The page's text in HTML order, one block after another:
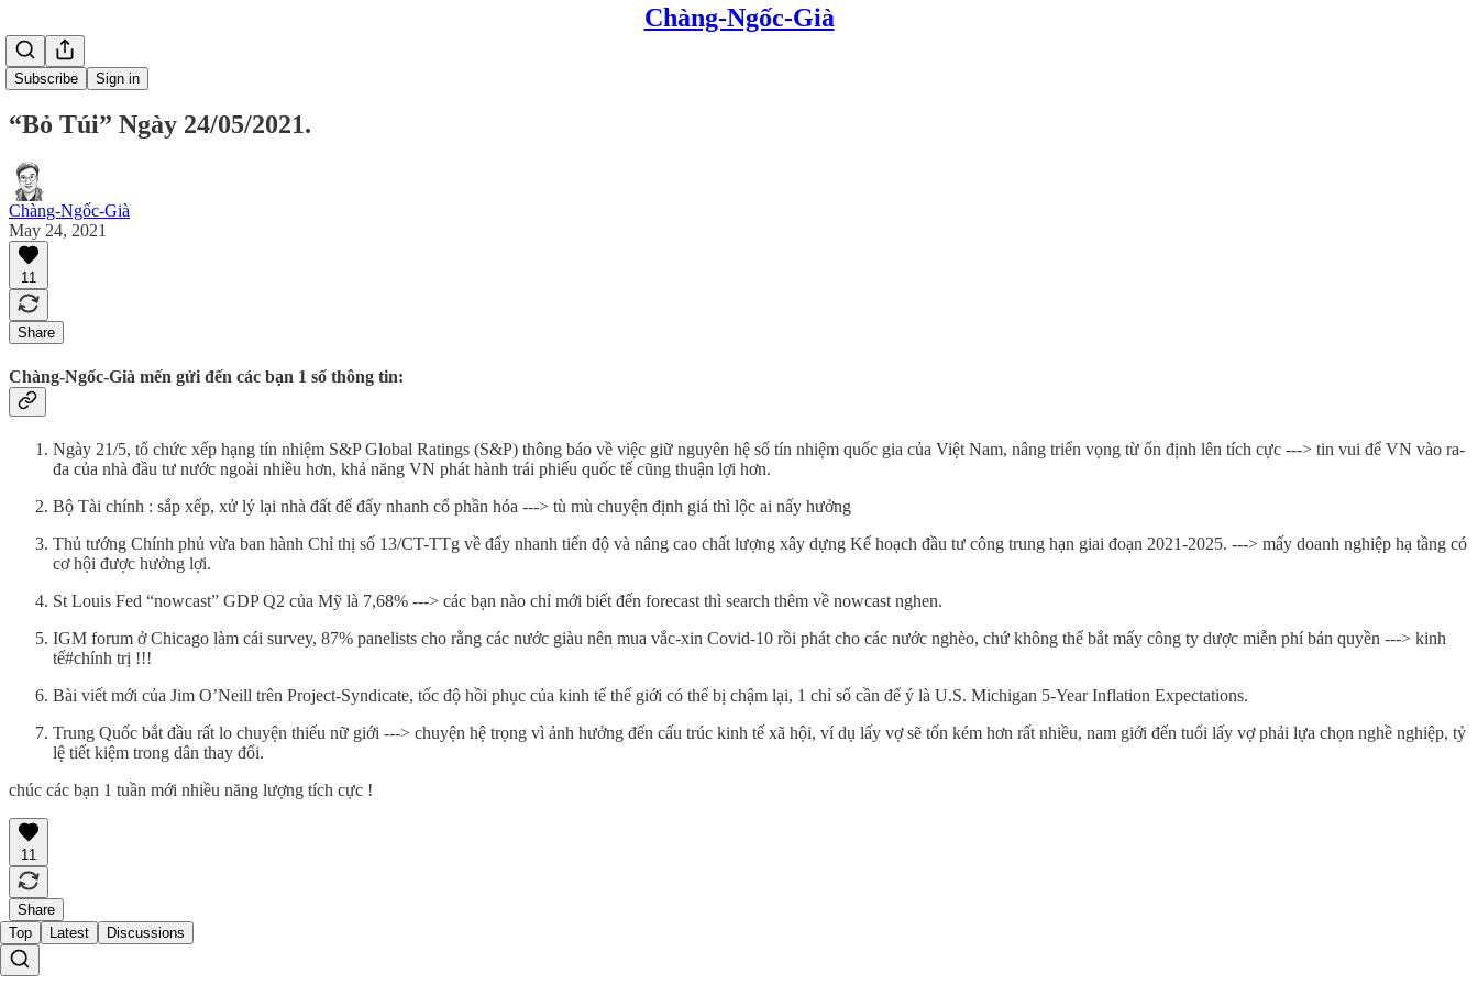
Chàng-Ngốc-Già
Subscribe Sign in
“Bỏ Túi” Ngày 24/05/2021.
Chàng-Ngốc-Già
May 24, 2021
11
Share
Chàng-Ngốc-Già mến gửi đến các bạn 1 số thông tin:
Ngày 21/5, tổ chức xếp hạng tín nhiệm S&P Global Ratings (S&P) thông báo về việc giữ nguyên hệ số tín nhiệm quốc gia của Việt Nam, nâng triển vọng từ ổn định lên tích cực ---> tin vui để VN vào ra-
đa của nhà đầu tư nước ngoài nhiều hơn, khả năng VN phát hành trái phiếu quốc tế cũng thuận lợi hơn.
Bộ Tài chính : sắp xếp, xử lý lại nhà đất để đẩy nhanh cổ phần hóa ---> tù mù chuyện định giá thì lộc ai nấy hưởng
Thủ tướng Chính phủ vừa ban hành Chỉ thị số 13/CT-TTg về đẩy nhanh tiến độ và nâng cao chất lượng xây dựng Kế hoạch đầu tư công trung hạn giai đoạn 2021-2025. ---> mấy doanh nghiệp hạ tầng có
cơ hội được hưởng lợi.
St Louis Fed “nowcast” GDP Q2 của Mỹ là 7,68% ---> các bạn nào chỉ mới biết đến forecast thì search thêm về nowcast nghen.
IGM forum ở Chicago làm cái survey, 87% panelists cho rằng các nước giàu nên mua vắc-xin Covid-10 rồi phát cho các nước nghèo, chứ không thể bắt mấy công ty dược miễn phí bản quyền ---> kinh
tế#chính trị !!!
Bài viết mới của Jim O’Neill trên Project-Syndicate, tốc độ hồi phục của kinh tế thế giới có thể bị chậm lại, 1 chỉ số cần để ý là U.S. Michigan 5-Year Inflation Expectations.
Trung Quốc bắt đầu rất lo chuyện thiếu nữ giới ---> chuyện hệ trọng vì ảnh hưởng đến cấu trúc kinh tế xã hội, ví dụ lấy vợ sẽ tốn kém hơn rất nhiều, nam giới đến tuổi lấy vợ phải lựa chọn nghề nghiệp, tỷ
lệ tiết kiệm trong dân thay đổi.
chúc các bạn 1 tuần mới nhiều năng lượng tích cực !
11
Share
Top
Latest Discussions